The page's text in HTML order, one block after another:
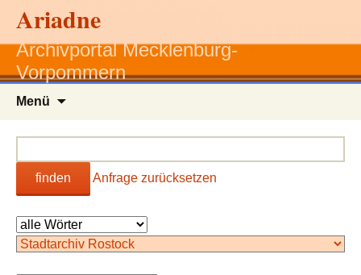
Ariadne
Archivportal Mecklenburg-
Vorpommern
Menü
finden Anfrage zurücksetzen